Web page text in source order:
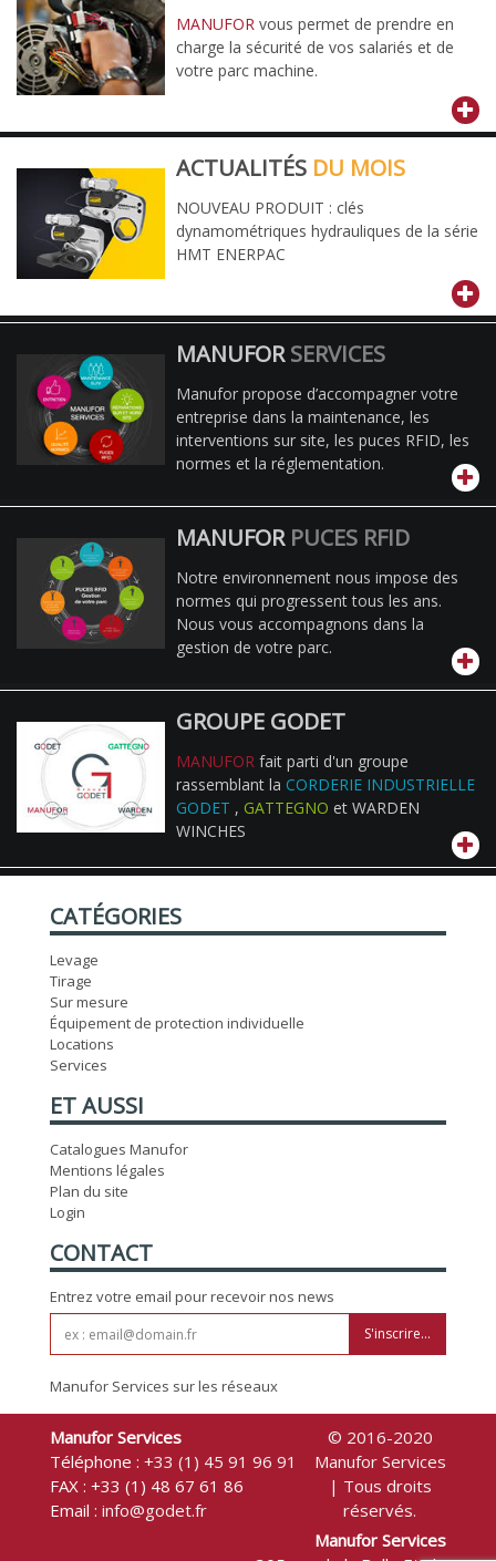
MANUFOR vous permet de prendre en
charge la sécurité de vos salariés et de
votre parc machine.
ACTUALITÉS DU MOIS
NOUVEAU PRODUIT : clés
dynamométriques hydrauliques de la série
HMT ENERPAC
MANUFORSERVICES
Manufor propose d’accompagner votre
entreprise dans la maintenance, les
interventions sur site, les puces RFID, les
normes et la réglementation.
MANUFOR PUCES RFID
Notre environnement nous impose des
normes qui progressent tous les ans.
Nous vous accompagnons dans la
gestion de votre parc.
GROUPE GODET
MANUFOR fait parti d'un groupe
rassemblant la CORDERIE INDUSTRIELLE
GODET , GATTEGNO et WARDEN
WINCHES
CATÉGORIES
Levage
Tirage
Sur mesure
Équipement de protection individuelle
Locations
Services
ET AUSSI
Catalogues Manufor
Mentions légales
Plan du site
Login
CONTACT
Entrez votre email pour recevoir nos news
S'inscrire...
Manufor Services sur les réseaux
Manufor Services
Téléphone : +33 (1) 45 91 96 91
FAX : +33 (1) 48 67 61 86
Email : info@godet.fr
Manufor Services
© 2016-2020
Manufor Services
| Tous droits
réservés.